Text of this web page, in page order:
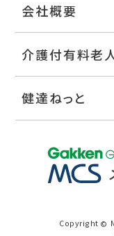
会社概要
介護付有料老
健達ねっと
Copyright ©